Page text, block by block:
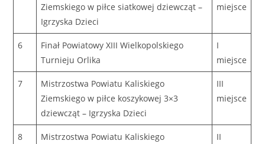
Ziemskiego w piłce siatkowej dziewcząt –
Igrzyska Dzieci
miejsce
6
Finał Powiatowy XIII Wielkopolskiego
Turnieju Orlika
I
miejsce
7
Mistrzostwa Powiatu Kaliskiego
Ziemskiego w piłce koszykowej 3×3
dziewcząt – Igrzyska Dzieci
III
miejsce
8
Mistrzostwa Powiatu Kaliskiego
II